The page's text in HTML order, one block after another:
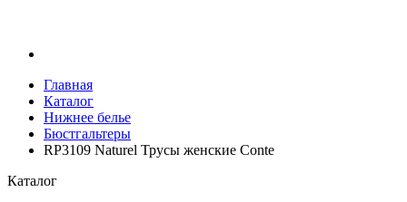
Главная
Каталог
Нижнее белье
Бюстгальтеры
RP3109 Naturel Трусы женские Conte
Каталог